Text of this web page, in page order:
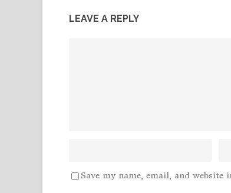
LEAVE A REPLY
Save my name, email, and